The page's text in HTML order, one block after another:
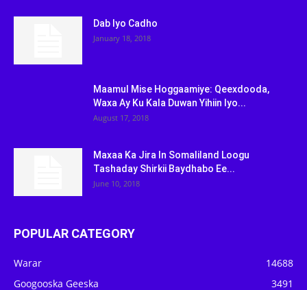
Dab Iyo Cadho
January 18, 2018
Maamul Mise Hoggaamiye: Qeexdooda,
Waxa Ay Ku Kala Duwan Yihiin Iyo...
August 17, 2018
Maxaa Ka Jira In Somaliland Loogu
Tashaday Shirkii Baydhabo Ee...
June 10, 2018
POPULAR CATEGORY
Warar
14688
Googooska Geeska
3491